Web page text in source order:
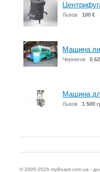
Львов 100 €
Машина
Чернигов 5
Машина
Львов 1 500
© 2005-2026 myBoard.com.ua -